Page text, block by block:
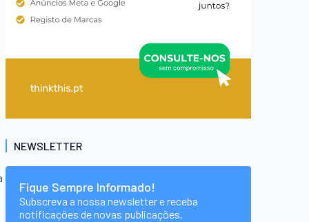
NEWSLETTER
Fique Sempre Informado!
Subscreva a nossa newsletter e receba
notificações de novas publicações.